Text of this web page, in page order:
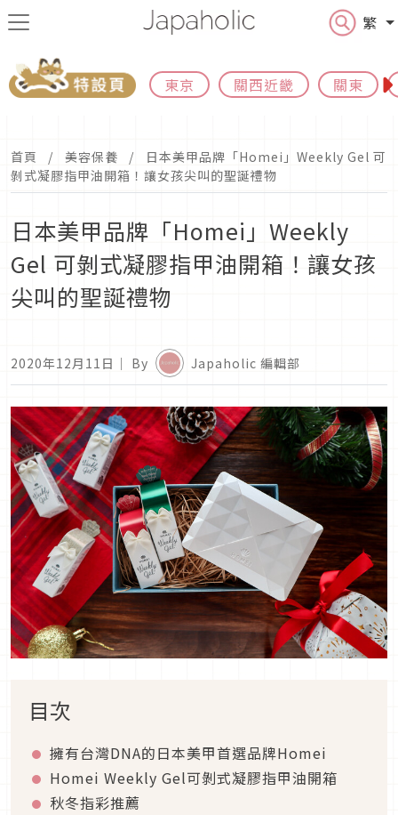
繁
東京 關西近畿 關東
首頁 美容保養
日本美甲品牌「Homei」Weekly Gel 可
剝式凝膠指甲油開箱！讓女孩尖叫的聖誕禮物
日本美甲品牌「Homei」Weekly
Gel 可剝式凝膠指甲油開箱！讓女孩
尖叫的聖誕禮物
2020年12月11日 ｜ By Japaholic 編輯部
目次
擁有台灣DNA的日本美甲首選品牌Homei
Homei Weekly Gel可剝式凝膠指甲油開箱
秋冬指彩推薦